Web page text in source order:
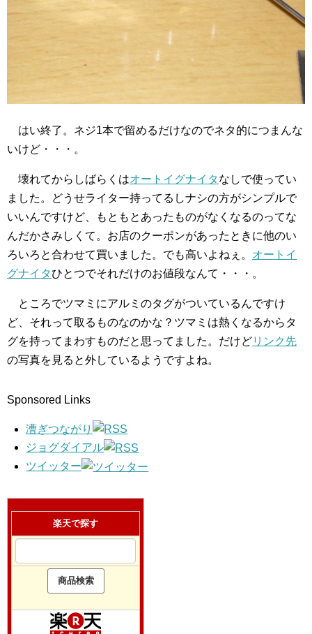
はい終了。ネジ1本で留めるだけなのでネタ的につまんな
いけど・・・。
壊れてからしばらくはオートイグナイタなしで使ってい
ました。どうせライター持ってるしナシの方がシンプルで
いいんですけど、もともとあったものがなくなるのってな
んだかさみしくて。お店のクーポンがあったときに他のい
ろいろと合わせて買いました。でも高いよねぇ。 オートイ
グナイタひとつでそれだけのお値段なんて・・・。
ところでツマミにアルミのタグがついているんですけ
ど、それって取るものなのかな？ツマミは熱くなるからタ
グを持ってまわすものだと思ってました。だけどリンク先
の写真を見ると外しているようですよね。
Sponsored Links
漕ぎつながり
ジョグダイアル
ツイッター
楽天で探す